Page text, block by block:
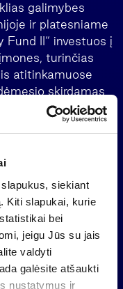
siekiant
Kiti slapukai, kurie
bei
jeigu Jūs su jais
valdyti
galėsite atšaukti
nustatymus ir
galimybes
ir platesniame
Fund II“ investuos į
turinčias
atitinkamuose
skirdamas
akcijų paketų
fondas
portfelį sudarys
vėlyvos plėtros
bei
dydis
apie 25–30
didesnių sandorių,
investuotojais.